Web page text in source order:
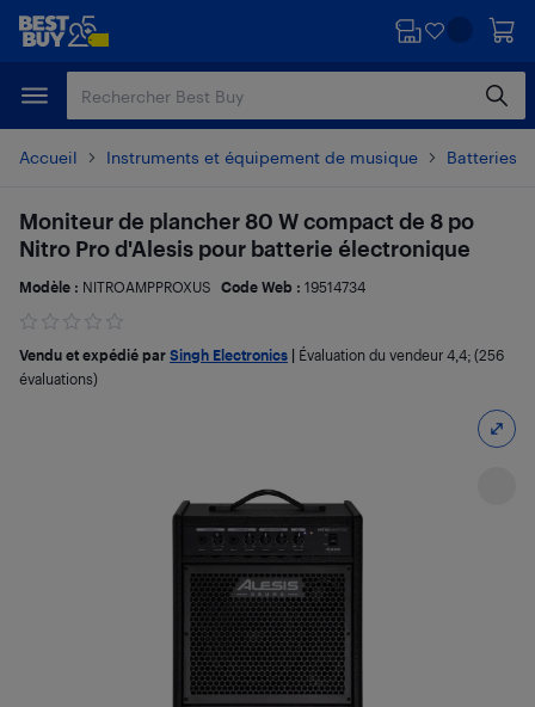
Passer
principal
Passer
Accueil Instruments et équipement de musique Batteries,
Moniteur de plancher 80 W compact de 8 po
Nitro Pro d'Alesis pour batterie électronique
Modèle : NITROAMPPROXUS Code Web : 19514734
Vendu et expédié par Singh Electronics Évaluation du vendeur 4,4; (256
évaluations)